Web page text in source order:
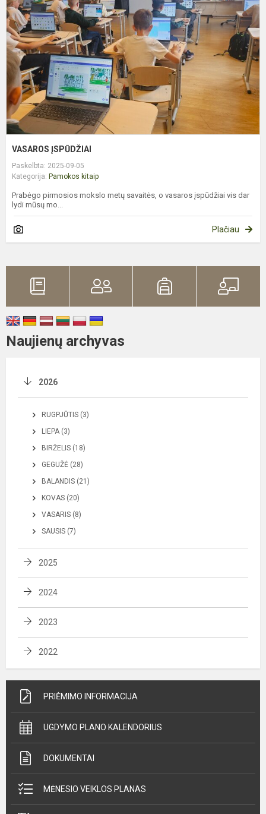
VASAROS ĮSPŪDŽIAI
Paskelbta: 2025-09-05
Kategorija: Pamokos kitaip
Prabėgo pirmosios mokslo metų savaitės, o vasaros įspūdžiai vis dar
lydi mūsų mo...
Plačiau
Naujienų archyvas
2026
RUGPJŪTIS (3)
LIEPA (3)
BIRŽELIS (18)
GEGUŽĖ (28)
BALANDIS (21)
KOVAS (20)
VASARIS (8)
SAUSIS (7)
2025
2024
2023
2022
PRIĖMIMO INFORMACIJA
UGDYMO PLANO KALENDORIUS
DOKUMENTAI
MĖNESIO VEIKLOS PLANAS